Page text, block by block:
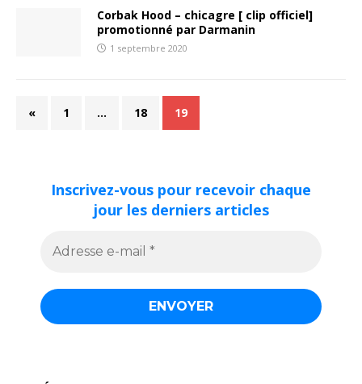
Corbak Hood – chicagre [ clip officiel]
promotionné par Darmanin
1 septembre 2020
« 1 … 18 19
Inscrivez-vous pour recevoir chaque
jour les derniers articles